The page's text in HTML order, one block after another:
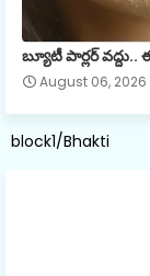
బ్యూటీ పార్లర్
August 06, 2026
block1/Bhakti